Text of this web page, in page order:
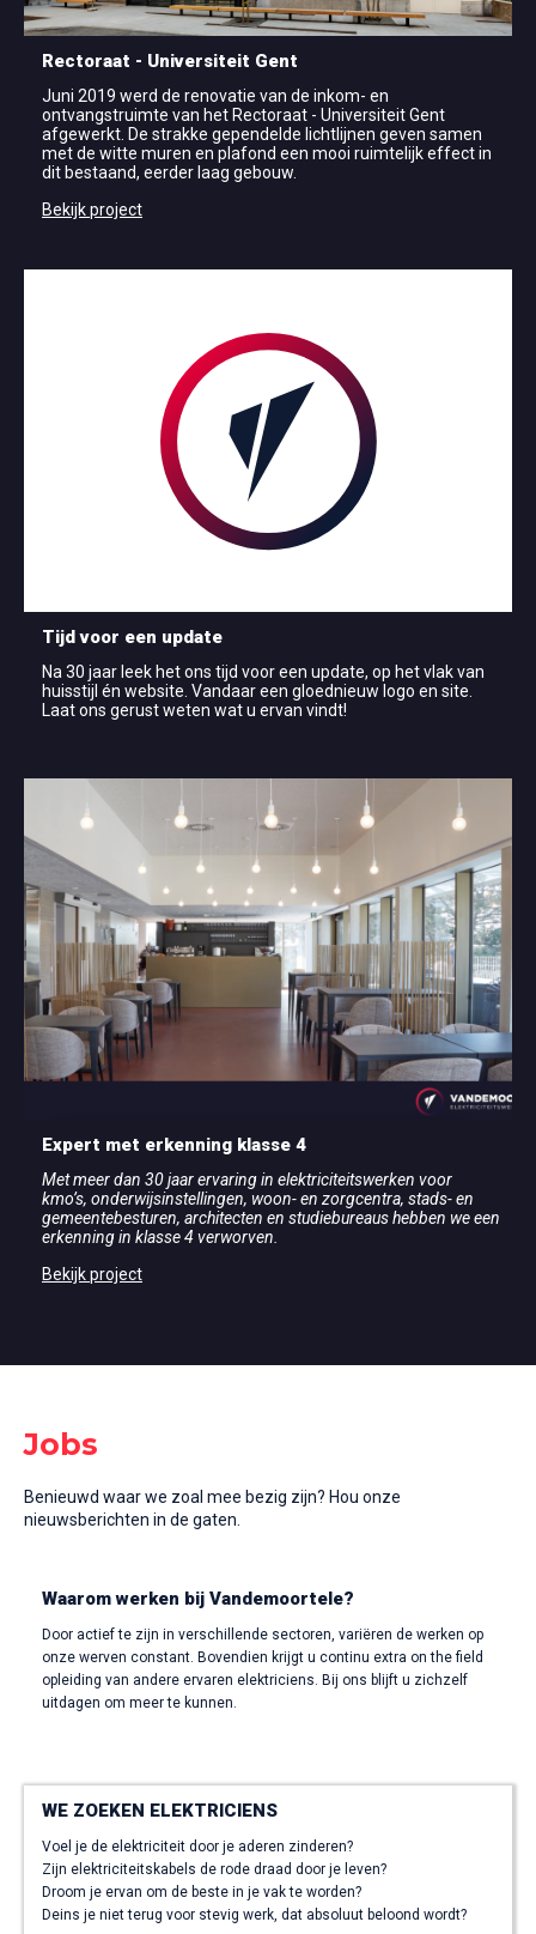
Rectoraat - Universiteit Gent
Juni 2019 werd de renovatie van de inkom- en
ontvangstruimte van het Rectoraat - Universiteit Gent
afgewerkt. De strakke gependelde lichtlijnen geven samen
met de witte muren en plafond een mooi ruimtelijk effect in
dit bestaand, eerder laag gebouw.
Bekijk project
Tijd voor een update
Na 30 jaar leek het ons tijd voor een update, op het vlak van
huisstijl én website. Vandaar een gloednieuw logo en site.
Laat ons gerust weten wat u ervan vindt!
Expert met erkenning klasse 4
Met meer dan 30 jaar ervaring in elektriciteitswerken voor
kmo’s, onderwijsinstellingen, woon- en zorgcentra, stads- en
gemeentebesturen, architecten en studiebureaus hebben we een
erkenning in klasse 4 verworven.
Bekijk project
Jobs
Benieuwd waar we zoal mee bezig zijn? Hou onze
nieuwsberichten in de gaten.
Waarom werken bij Vandemoortele?
Door actief te zijn in verschillende sectoren, variëren de werken op
onze werven constant. Bovendien krijgt u continu extra on the field
opleiding van andere ervaren elektriciens. Bij ons blijft u zichzelf
uitdagen om meer te kunnen.
WE ZOEKEN ELEKTRICIENS
Voel je de elektriciteit door je aderen zinderen?
Zijn elektriciteitskabels de rode draad door je leven?
Droom je ervan om de beste in je vak te worden?
Deins je niet terug voor stevig werk, dat absoluut beloond wordt?